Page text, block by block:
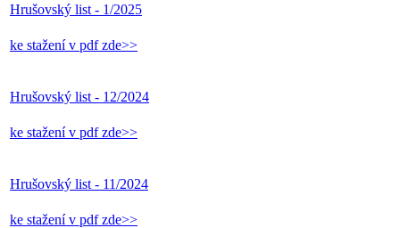
Hrušovský list - 1/2025
ke stažení v pdf zde>>
Hrušovský list - 12/2024
ke stažení v pdf zde>>
Hrušovský list - 11/2024
ke stažení v pdf zde>>